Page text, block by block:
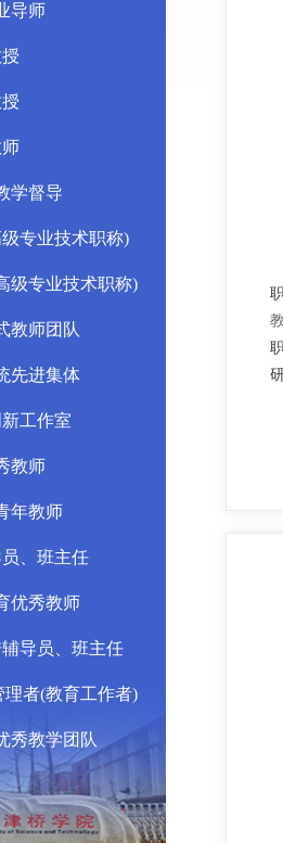
导师
学督导
专业技术职称)
级专业技术职称)
教师团队
先进集体
工作室
教师
年教师
、班主任
优秀教师
导员、班主任
者(教育工作者)
秀教学团队